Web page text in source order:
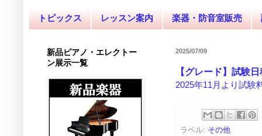
トピックス レッスン案内 楽器・防音室販売
2025/07/09
【グレード】試験
2025年11月より試験
ラベル: その他
新品ピアノ・エレクトー
ン展示一覧